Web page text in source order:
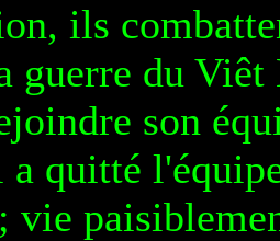
ils
guerre du
son
a quitté
vie